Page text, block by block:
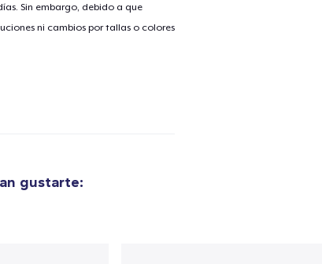
Sin embargo, debido a que
ni cambios por tallas o colores
gustarte:
al carrito